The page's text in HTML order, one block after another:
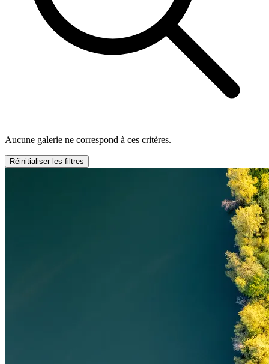
Aucune galerie ne correspond à ces critères.
Réinitialiser les filtres